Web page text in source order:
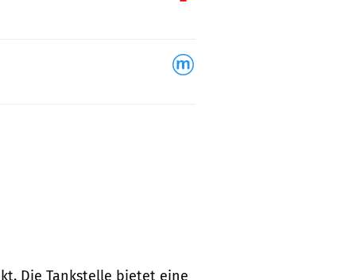
Die Tankstelle bietet eine